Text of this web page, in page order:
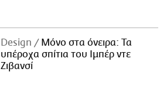
Design
Μόνο στα όνειρα: Τα
υπέροχα σπίτια του Ιμπέρ ντε
Ζιβανσί